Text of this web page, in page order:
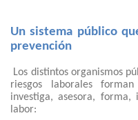
Un sistema público
prevención
Los distintos organismos
riesgos laborales
investiga, asesora, forma,
labor: